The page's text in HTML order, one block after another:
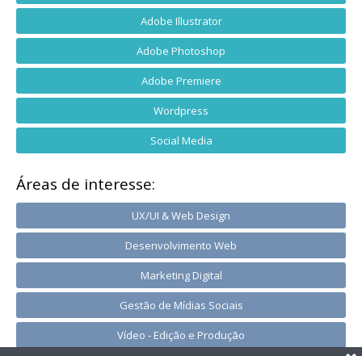
Adobe Illustrator
Adobe Photoshop
Adobe Premiere
Wordpress
Social Media
Áreas de interesse:
UX/UI & Web Design
Desenvolvimento Web
Marketing Digital
Gestão de Mídias Sociais
Vídeo - Edição e Produção